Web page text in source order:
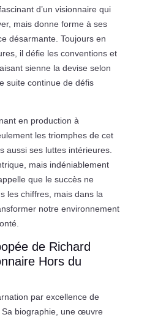
d’un visionnaire qui
mais donne forme à ses
désarmante. Toujours en
il défie les conventions et
sienne la devise selon
suite continue de défis
en production à
les triomphes de cet
aussi ses luttes intérieures.
mais indéniablement
que le succès ne
les chiffres, mais dans la
notre environnement
de Richard
Hors du
par excellence de
Sa biographie, une œuvre